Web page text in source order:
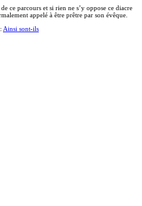
ce parcours et si rien ne s’y oppose ce diacre
appelé à être prêtre par son évêque.
Ainsi sont-ils